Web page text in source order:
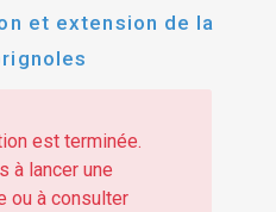
et extension de la
est terminée.
à lancer une
ou à consulter